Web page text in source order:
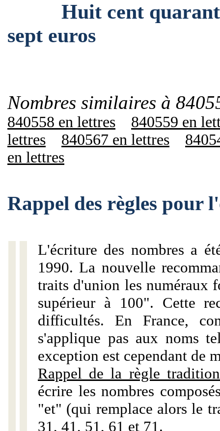
Huit cent quarante
sept euros
Nombres similaires à
840558 en lettres
840559 en
lettres
840567 en lettres
en lettres
Rappel des règles pour
L'écriture des nombres a
1990. La nouvelle
traits d'union les numéraux
supérieur à 100". Cette
difficultés. En France,
s'applique pas aux noms
exception est cependant de
Rappel de la règle
écrire les nombres
"et" (qui remplace alors le
31, 41, 51, 61 et 71.